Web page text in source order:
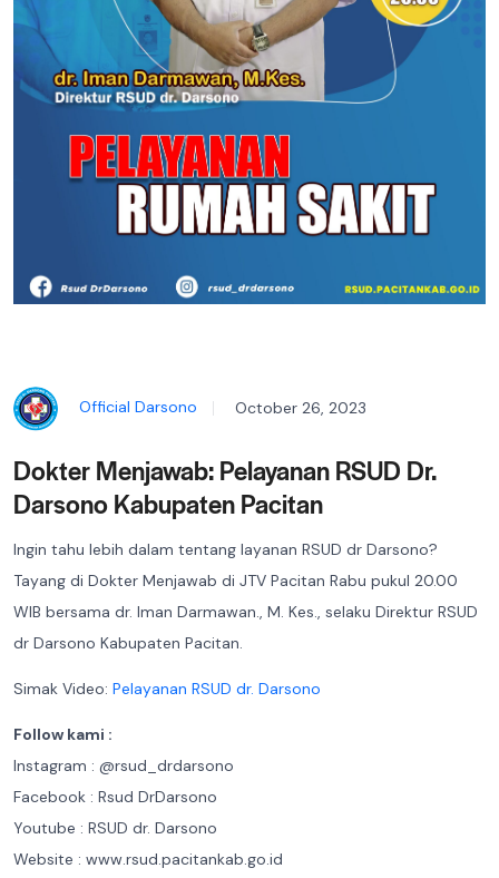
Official Darsono October 26, 2023
Dokter Menjawab: Pelayanan RSUD Dr.
Darsono Kabupaten Pacitan
Ingin tahu lebih dalam tentang layanan RSUD dr Darsono?
Tayang di Dokter Menjawab di JTV Pacitan Rabu pukul 20.00
WIB bersama dr. Iman Darmawan., M. Kes., selaku Direktur RSUD
dr Darsono Kabupaten Pacitan.
Simak Video: Pelayanan RSUD dr. Darsono
Follow kami :
Instagram : @rsud_drdarsono
Facebook : Rsud DrDarsono
Youtube : RSUD dr. Darsono
Website : www.rsud.pacitankab.go.id